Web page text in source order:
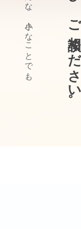
ぜひ、ご相
どんな、小さなことでも、